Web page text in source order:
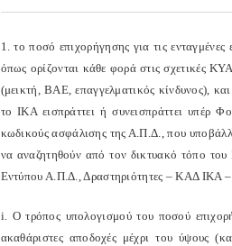
1. το ποσό επιχορήγησης για τις
όπως ορίζονται κάθε φορά στις σχετικές
(μεικτή, ΒΑΕ, επαγγελματικός κίνδυνος),
το ΙΚΑ εισπράττει ή συνεισπράττει
κωδικούς ασφάλισης της Α.Π.Δ., που
να αναζητηθούν από τον δικτυακό τόπο
Εντύπου Α.Π.Δ., Δραστηριότητες – ΚΑΔ
i. Ο τρόπος υπολογισμού του ποσού
ακαθάριστες αποδοχές μέχρι του ύψους